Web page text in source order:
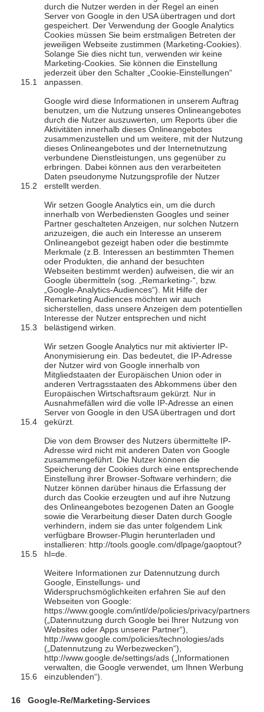
durch die Nutzer werden in der Regel an einen
Server von Google in den USA übertragen und dort
gespeichert. Der Verwendung der Google Analytics
Cookies müssen Sie beim erstmaligen Betreten der
jeweiligen Webseite zustimmen (Marketing-Cookies).
Solange Sie dies nicht tun, verwenden wir keine
Marketing-Cookies. Sie können die Einstellung
jederzeit über den Schalter „Cookie-Einstellungen“
anpassen.
Google wird diese Informationen in unserem Auftrag
benutzen, um die Nutzung unseres Onlineangebotes
durch die Nutzer auszuwerten, um Reports über die
Aktivitäten innerhalb dieses Onlineangebotes
zusammenzustellen und um weitere, mit der Nutzung
dieses Onlineangebotes und der Internetnutzung
verbundene Dienstleistungen, uns gegenüber zu
erbringen. Dabei können aus den verarbeiteten
Daten pseudonyme Nutzungsprofile der Nutzer
erstellt werden.
Wir setzen Google Analytics ein, um die durch
innerhalb von Werbediensten Googles und seiner
Partner geschalteten Anzeigen, nur solchen Nutzern
anzuzeigen, die auch ein Interesse an unserem
Onlineangebot gezeigt haben oder die bestimmte
Merkmale (z.B. Interessen an bestimmten Themen
oder Produkten, die anhand der besuchten
Webseiten bestimmt werden) aufweisen, die wir an
Google übermitteln (sog. „Remarketing-“, bzw.
„Google-Analytics-Audiences“). Mit Hilfe der
Remarketing Audiences möchten wir auch
sicherstellen, dass unsere Anzeigen dem potentiellen
Interesse der Nutzer entsprechen und nicht
belästigend wirken.
Wir setzen Google Analytics nur mit aktivierter IP-
Anonymisierung ein. Das bedeutet, die IP-Adresse
der Nutzer wird von Google innerhalb von
Mitgliedstaaten der Europäischen Union oder in
anderen Vertragsstaaten des Abkommens über den
Europäischen Wirtschaftsraum gekürzt. Nur in
Ausnahmefällen wird die volle IP-Adresse an einen
Server von Google in den USA übertragen und dort
gekürzt.
Die von dem Browser des Nutzers übermittelte IP-
Adresse wird nicht mit anderen Daten von Google
zusammengeführt. Die Nutzer können die
Speicherung der Cookies durch eine entsprechende
Einstellung ihrer Browser-Software verhindern; die
Nutzer können darüber hinaus die Erfassung der
durch das Cookie erzeugten und auf ihre Nutzung
des Onlineangebotes bezogenen Daten an Google
sowie die Verarbeitung dieser Daten durch Google
verhindern, indem sie das unter folgendem Link
verfügbare Browser-Plugin herunterladen und
installieren: http://tools.google.com/dlpage/gaoptout?
hl=de.
Weitere Informationen zur Datennutzung durch
Google, Einstellungs- und
Widerspruchsmöglichkeiten erfahren Sie auf den
Webseiten von Google:
https://www.google.com/intl/de/policies/privacy/partners
(„Datennutzung durch Google bei Ihrer Nutzung von
Websites oder Apps unserer Partner“),
http://www.google.com/policies/technologies/ads
(„Datennutzung zu Werbezwecken“),
http://www.google.de/settings/ads („Informationen
verwalten, die Google verwendet, um Ihnen Werbung
einzublenden“).
Google-Re/Marketing-Services